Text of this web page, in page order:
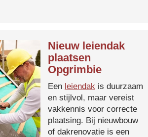
Nieuw leiendak
plaatsen
Opgrimbie
Een leiendak is duurzaam
en stijlvol, maar vereist
vakkennis voor correcte
plaatsing. Bij nieuwbouw
of dakrenovatie is een